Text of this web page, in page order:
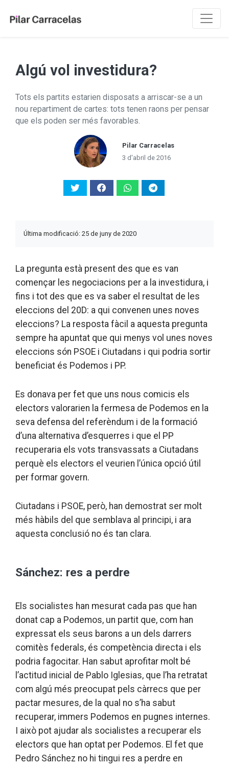
Algú vol investidura?
Tots els partits estarien disposats a arriscar-se a un
nou repartiment de cartes: tots tenen raons per pensar
que els poden ser més favorables.
Pilar Carracelas
3 d'abril de 2016
Última modificació: 25 de juny de 2020
La pregunta està present des que es van
començar les negociacions per a la investidura, i
fins i tot des que es va saber el resultat de les
eleccions del 20D: a qui convenen unes noves
eleccions? La resposta fàcil a aquesta pregunta
sempre ha apuntat que qui menys vol unes noves
eleccions són PSOE i Ciutadans i qui podria sortir
beneficiat és Podemos i PP.
Es donava per fet que uns nous comicis els
electors valorarien la fermesa de Podemos en la
seva defensa del referèndum i de la formació
d’una alternativa d’esquerres i que el PP
recuperaria els vots transvassats a Ciutadans
perquè els electors el veurien l’única opció útil
per formar govern.
Ciutadans i PSOE, però, han demostrat ser molt
més hàbils del que semblava al principi, i ara
aquesta conclusió no és tan clara.
Sánchez: res a perdre
Els socialistes han mesurat cada pas que han
donat cap a Podemos, un partit que, com han
expressat els seus barons a un dels darrers
comitès federals, és competència directa i els
podria fagocitar. Han sabut aprofitar molt bé
l’actitud inicial de Pablo Iglesias, que l’ha retratat
com algú més preocupat pels càrrecs que per
pactar mesures, de la qual no s’ha sabut
recuperar, immers Podemos en pugnes internes.
I això pot ajudar als socialistes a recuperar els
electors que han optat per Podemos. El fet que
Pedro Sánchez no hi tingui res a perdre en